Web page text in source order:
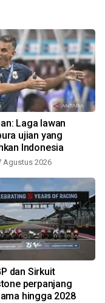
Laga lawan
ujian yang
Indonesia
Agustus 2026
dan Sirkuit
perpanjang
hingga 2028